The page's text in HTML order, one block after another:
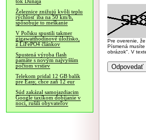
tok Dunaja
Železnice znižujú kvôli teplu
rýchlosť iba na 50 km/h,
spôsobuje to meškanie
V Poľsku spustili takmer
gigawatthodinové úložisko,
z LiFePO4 článkov
Spustená výroba flash
pamäte s novým najvyšším
počtom vrstiev
Telekom pridal 12 GB balík
pre Easy, chce zaň 12 eur
Súd zakázal samojazdiacim
Google taxíkom dobíjanie v
noci, rušili obyvateľov
Pre overenie,
Písmená
obrázok". V